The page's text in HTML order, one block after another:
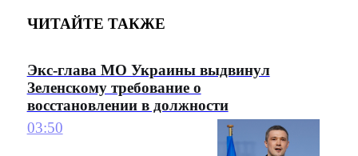
ЧИТАЙТЕ ТАКЖЕ
Экс-глава МО Украины выдвинул
Зеленскому требование о
восстановлении в должности
03:50